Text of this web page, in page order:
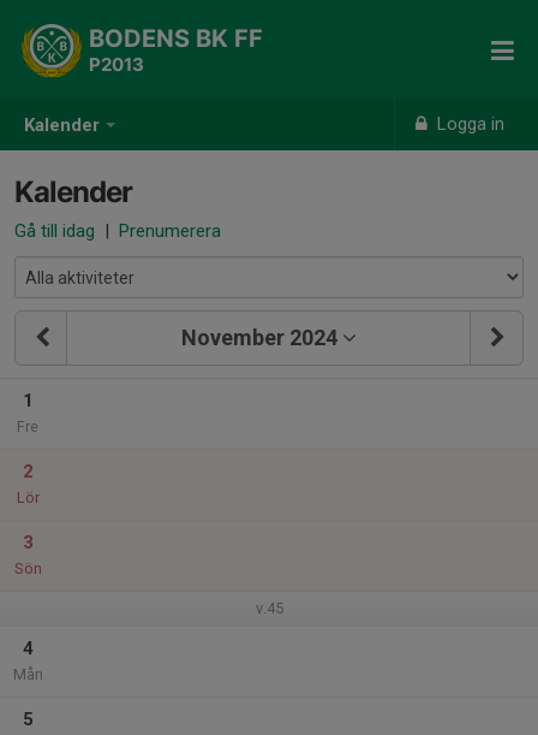
Kalender Logga in
BODENS BK FF
P2013
Kalender
Gå till idag | Prenumerera
November 2024
1
Fre
2
Lör
3
Sön
v.45
4
Mån
5